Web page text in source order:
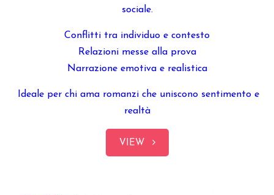
sociale.
Conflitti tra individuo e contesto
Relazioni messe alla prova
Narrazione emotiva e realistica
Ideale per chi ama romanzi che uniscono sentimento e
realtà
VIEW